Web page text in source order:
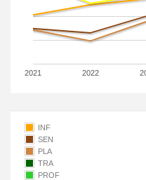
2021 2022
INF
SEN
PLA
TRA
PROF